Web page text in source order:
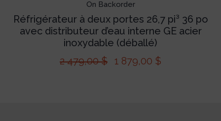
On Backorder
Réfrigérateur à deux portes 26,7 pi³ 36 po
avec distributeur d’eau interne GE acier
inoxydable (déballé)
2 479,00$ 1 879,00 $